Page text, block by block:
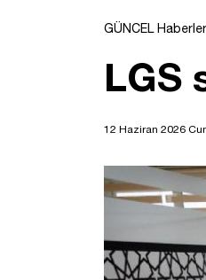
GÜNCEL
LGS
12 Haziran 2026